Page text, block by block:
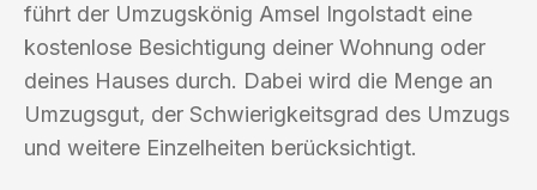
führt der Umzugskönig Amsel Ingolstadt eine
kostenlose Besichtigung deiner Wohnung oder
deines Hauses durch. Dabei wird die Menge an
Umzugsgut, der Schwierigkeitsgrad des Umzugs
und weitere Einzelheiten berücksichtigt.